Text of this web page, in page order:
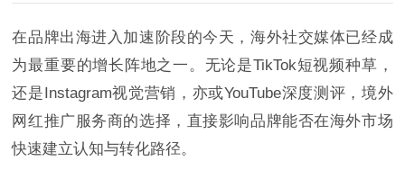
在品牌出海进入加速阶段的今天，海外社交媒体已经成
为最重要的增长阵地之一。无论是TikTok短视频种草，
还是Instagram视觉营销，亦或YouTube深度测评，境外
网红推广服务商的选择，直接影响品牌能否在海外市场
快速建立认知与转化路径。